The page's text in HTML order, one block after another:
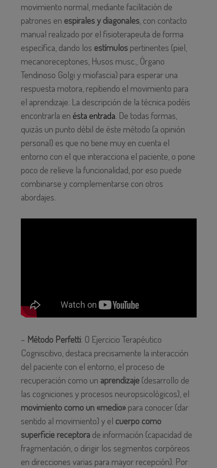
movimiento normal, mediante facilitación de
patrones en espirales y diagonales, con contacto
manual realizado por el fisioterapeuta de forma
específica, dando los estímulospertinentes (piel,
mecanoreceptones, Husos musc., Órgano
Tendinoso Golgi y miofascia) para esperar una
respuesta motora, repitiendo el movimiento para
el aprendizaje. La descripción de la técnica podéis
encontrarla en ésta entrada. De todas formas,
quizás un punto débil de éste método (a opinión
personal) es que no tiene muy en cuenta el
entorno con el que interacciona el paciente, o pone
poco de relieve la funcionalidad, por eso puede
combinarse y complementarse con otros
abordajes.
– Método Perfetti: O Ejercicio Terapéutico
Cogniscitivo, destaca precisamente la interacción
del paciente con el entorno, el proceso de
recuperación como un aprendizaje(desarrollo de
las cogniciones y procesos neuropsicológicos), el
movimiento como un «medio»para conocer (dar
sentido al movimiento) y el cuerpo como
superficie receptorade información (capacidad de
fragmentación, o dirigir los segmentos corpóreos
en direcciones varias para mayor recepción). Por